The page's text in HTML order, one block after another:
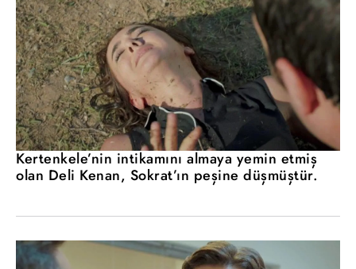
Kertenkele’nin intikamını almaya yemin etmiş
olan Deli Kenan, Sokrat’ın peşine düşmüştür.